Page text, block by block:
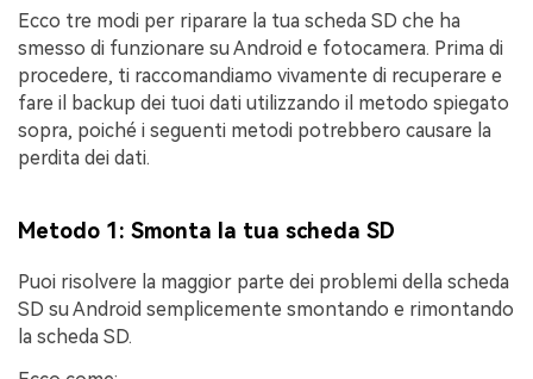
Ecco tre modi per riparare la tua scheda SD che ha
smesso di funzionare su Android e fotocamera. Prima di
procedere, ti raccomandiamo vivamente di recuperare e
fare il backup dei tuoi dati utilizzando il metodo spiegato
sopra, poiché i seguenti metodi potrebbero causare la
perdita dei dati.
Metodo 1: Smonta la tua scheda SD
Puoi risolvere la maggior parte dei problemi della scheda
SD su Android semplicemente smontando e rimontando
la scheda SD.